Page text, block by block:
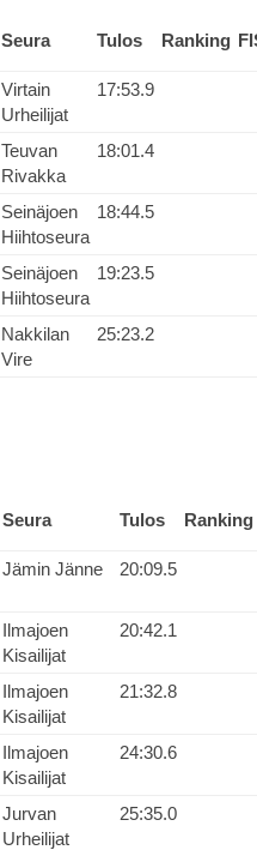
Seura Tulos Ranking
Virtain
Urheilijat
17:53.9
Teuvan
Rivakka
18:01.4
Seinäjoen
Hiihtoseura
18:44.5
Seinäjoen
Hiihtoseura
19:23.5
Nakkilan
Vire
25:23.2
Seura Tulos Ranking
Jämin Jänne 20:09.5
Ilmajoen
Kisailijat
20:42.1
Ilmajoen
Kisailijat
21:32.8
Ilmajoen
Kisailijat
24:30.6
Jurvan
Urheilijat
25:35.0